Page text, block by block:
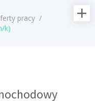
pracy /
k)